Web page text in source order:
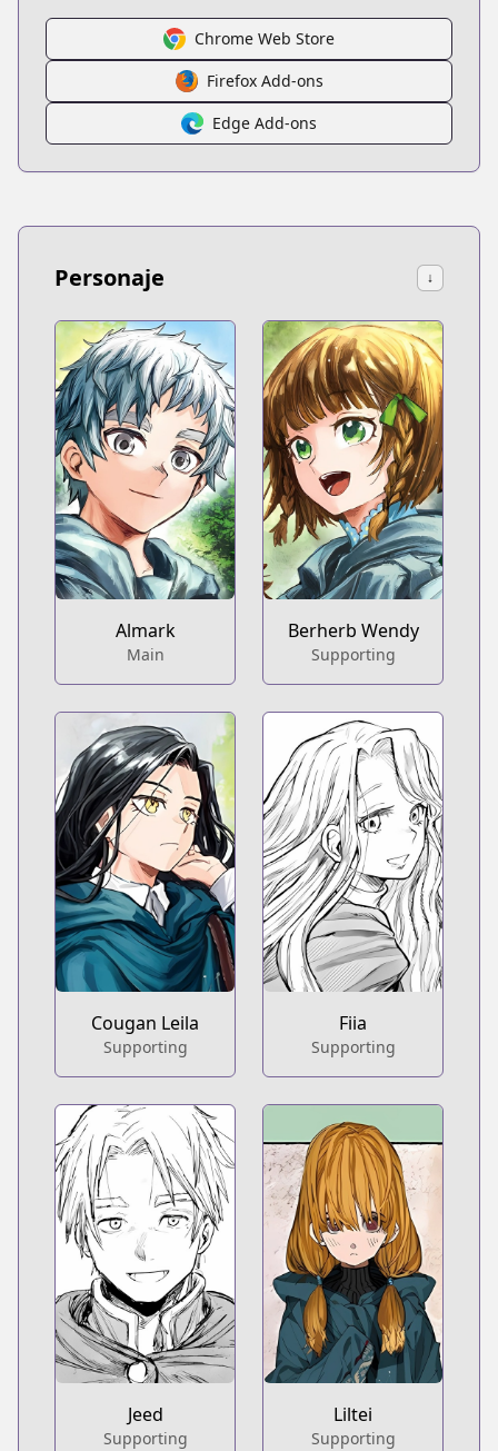
Chrome Web Store
Firefox Add-ons
Edge Add-ons
Personaje ↓
Almark
Main
Berherb Wendy
Supporting
Cougan Leila
Supporting
Fiia
Supporting
Jeed
Supporting
Liltei
Supporting